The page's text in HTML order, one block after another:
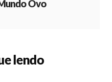
Ovo
lendo